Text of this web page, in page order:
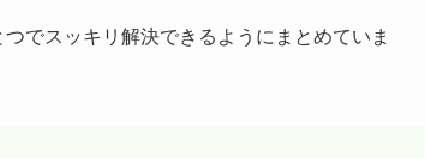
でスッキリ解決できるようにまとめていま